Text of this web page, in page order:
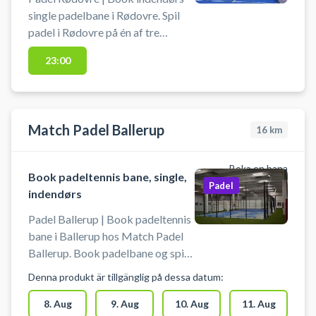
single padelbane i Rødovre. Spil
padel i Rødovre på én af tre
professionelle indendørs
singlebaner hos ViPadel Rødovre
double (særlig for nybegyndere),
Factory tilbyder gratis parkering
(husk p-skiven) #padel-Rødovre
#padel-tennis-Rødovre
23:00
Match Padel Ballerup 16 km
Boka en bana
Book padeltennis bane, single,
indendørs
Padel Ballerup | Book padeltennis
bane i Ballerup hos Match Padel
Ballerup. Book padelbane og spil
det indendørs padelcenter
beliggende på Telegrafvej 6, 2750
Padel
Denna produkt är tillgänglig på dessa datum:
8. Aug 9. Aug 10. Aug 11. Aug